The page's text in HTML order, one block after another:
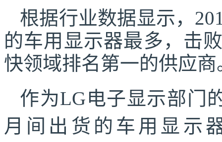
根据行业数据显示，
的车用 显示器最多，击
快领域排名第一的供应商
作为LG电子显示部门
月间出货的车用显示